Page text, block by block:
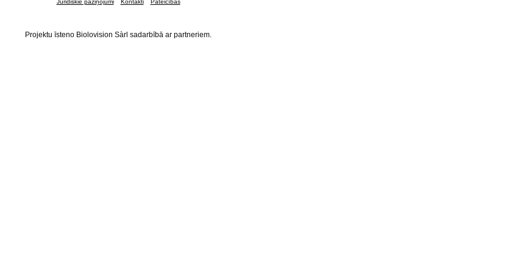
Juridiskie paziņojumi Kontakti Pateicības
Projektu īsteno Biolovision Sàrl sadarbībā ar partneriem.